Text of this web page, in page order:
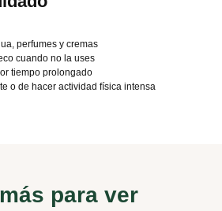
perfumes y cremas
cuando no la uses
tiempo prolongado
o de hacer actividad física intensa
para ver